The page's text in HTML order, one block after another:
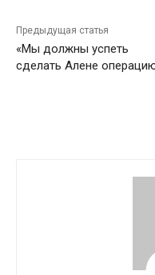
Предыдущая статья
«Мы должны успеть
сделать Алене